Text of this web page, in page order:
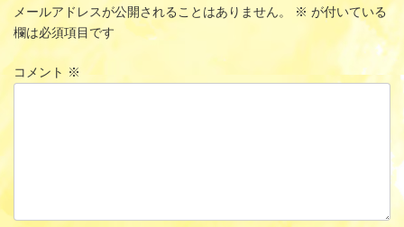
メールアドレスが公開されることはありません。 ※ が付いている
欄は必須項目です
コメント ※